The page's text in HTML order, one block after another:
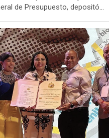
de Presupuesto, depositó…